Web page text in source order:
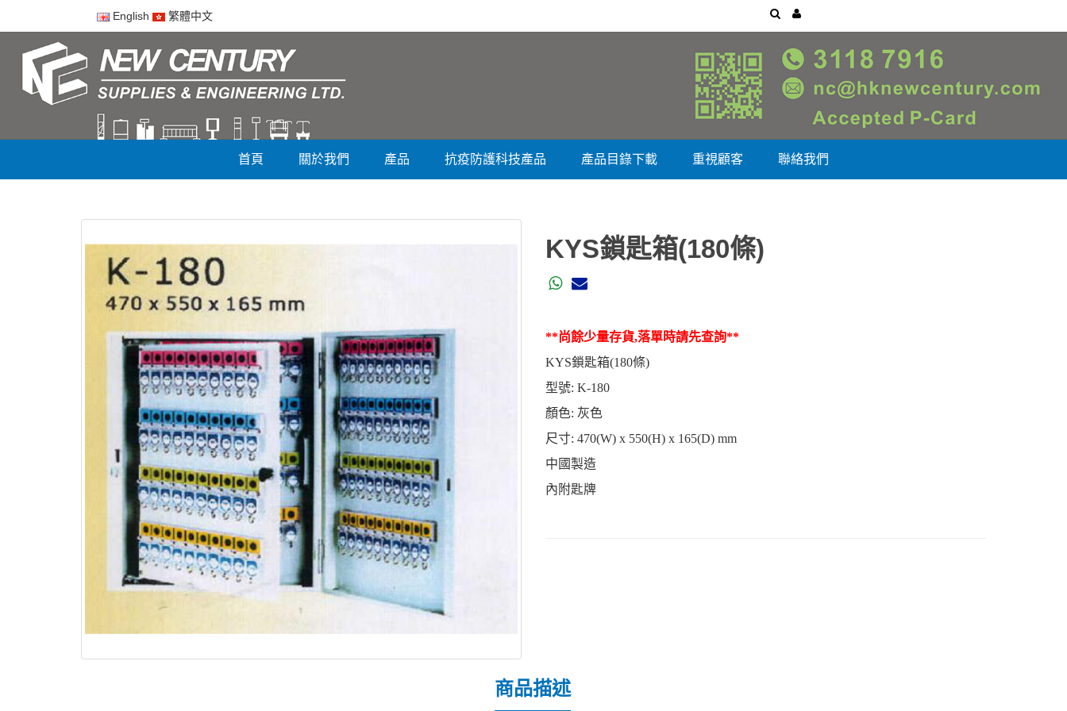
English 繁體中文
首頁 關於我們 產品 抗疫防護科技產品 產品目錄下載 重視顧客 聯絡我們
KYS鎖匙箱(180條)
**尚餘少量存貨,落單時請先查詢**
KYS鎖匙箱(180條)
型號: K-180
顏色: 灰色
尺寸: 470(W) x 550(H) x 165(D) mm
中國製造
內附匙牌
商品描述